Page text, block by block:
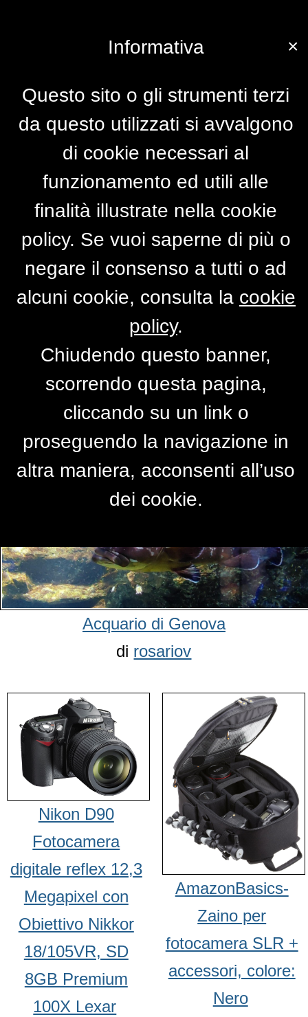
Per accedere alla versione completa del
clicca qui
PRIMO PIANO
Acquario di Genova
di rosariov
Nikon D90
Fotocamera
digitale reflex 12,3
Megapixel con
Obiettivo Nikkor
18/105VR, SD
8GB Premium
100X Lexar
AmazonBasics-
Zaino per
fotocamera SLR +
accessori, colore:
Nero
×
Informativa
Questo sito o gli strumenti terzi
da questo utilizzati si avvalgono
di cookie necessari al
funzionamento ed utili alle
finalità illustrate nella cookie
policy. Se vuoi saperne di più o
negare il consenso a tutti o ad
alcuni cookie, consulta la cookie
policy.
Chiudendo questo banner,
scorrendo questa pagina,
cliccando su un link o
proseguendo la navigazione in
altra maniera, acconsenti all’uso
dei cookie.